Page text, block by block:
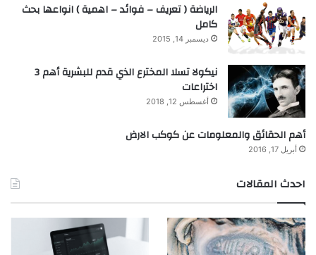
الرياضة ( تعريف – فوائد – اهمية ) انواعها بحث
كامل
ديسمبر 14, 2015
نيكولا تسلا المخترع الذي قدم للبشرية أهم 3
اختراعات
أغسطس 12, 2018
أهم الحقائق والمعلومات عن كوكب الارض
أبريل 17, 2016
احدث المقالات